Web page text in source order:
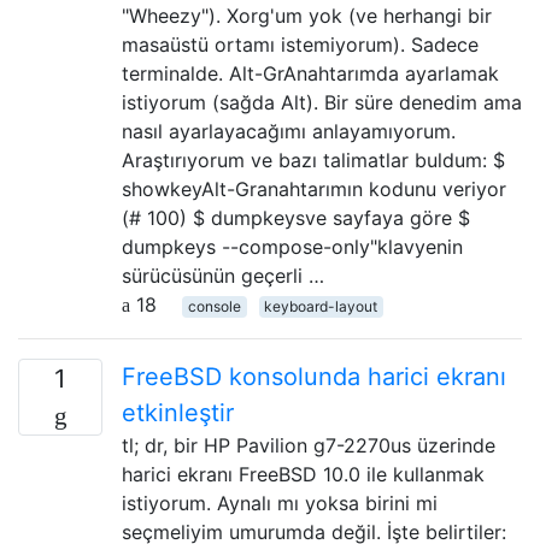
"Wheezy"). Xorg'um yok (ve herhangi bir
masaüstü ortamı istemiyorum). Sadece
terminalde. Alt-GrAnahtarımda ayarlamak
istiyorum (sağda Alt). Bir süre denedim ama
nasıl ayarlayacağımı anlayamıyorum.
Araştırıyorum ve bazı talimatlar buldum: $
showkeyAlt-Granahtarımın kodunu veriyor
(# 100) $ dumpkeysve sayfaya göre $
dumpkeys --compose-only"klavyenin
sürücüsünün geçerli …
18
console keyboard-layout
1
FreeBSD konsolunda harici ekranı
etkinleştir
tl; dr, bir HP Pavilion g7-2270us üzerinde
harici ekranı FreeBSD 10.0 ile kullanmak
istiyorum. Aynalı mı yoksa birini mi
seçmeliyim umurumda değil. İşte belirtiler: